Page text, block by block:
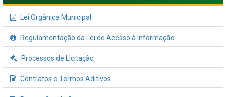
Lei Orgânica Municipal
Regulamentação da Lei de Acesso à Informação
Processos de Licitação
Contratos e Termos Aditivos